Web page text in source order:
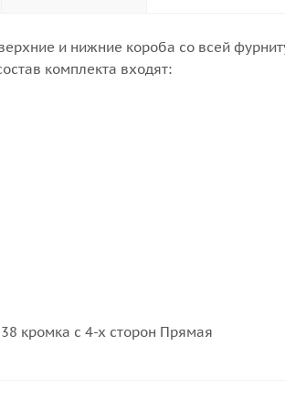
и нижние короба со всей
комплекта входят:
кромка с 4-х сторон Прямая